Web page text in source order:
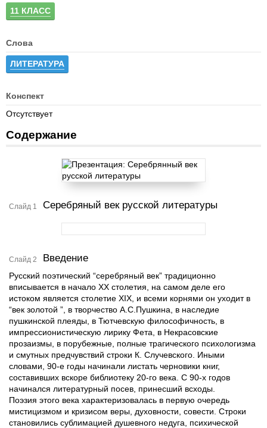
11 КЛАСС
Слова
ЛИТЕРАТУРА
Конспект
Отсутствует
Содержание
Слайд 1 Серебряный век русской литературы
Слайд 2 Введение
Русский поэтический “серебряный век” традиционно
вписывается в начало XX столетия, на самом деле его
истоком является столетие XIX, и всеми корнями он уходит в
“век золотой ”, в творчество А.С.Пушкина, в наследие
пушкинской плеяды, в Тютчевскую философичность, в
импрессионистическую лирику Фета, в Некрасовские
прозаизмы, в порубежные, полные трагического психологизма
и смутных предчувствий строки К. Случевского. Иными
словами, 90-е годы начинали листать черновики книг,
составивших вскоре библиотеку 20-го века. С 90-х годов
начинался литературный посев, принесший всходы.
Поэзия этого века характеризовалась в первую очередь
мистицизмом и кризисом веры, духовности, совести. Строки
становились сублимацией душевного недуга, психической